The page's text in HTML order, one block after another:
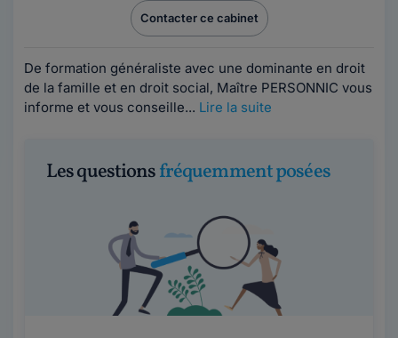
Contacter ce cabinet
De formation généraliste avec une dominante en droit
de la famille et en droit social, Maître PERSONNIC vous
informe et vous conseille... Lire la suite
Les questionsfréquemment posées